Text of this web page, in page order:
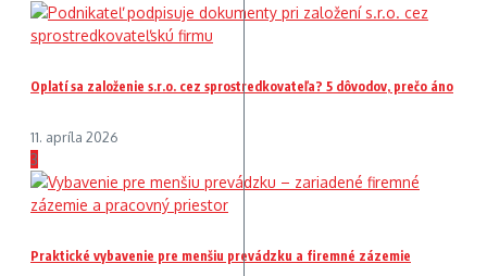
Oplatí sa založenie s.r.o. cez sprostredkovateľa? 5 dôvodov, prečo áno
11. apríla 2026
3
Praktické vybavenie pre menšiu prevádzku a firemné zázemie